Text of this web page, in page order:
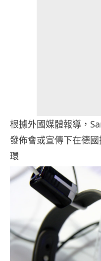
根據外國媒體報導，
發佈會或宣傳下在德
環